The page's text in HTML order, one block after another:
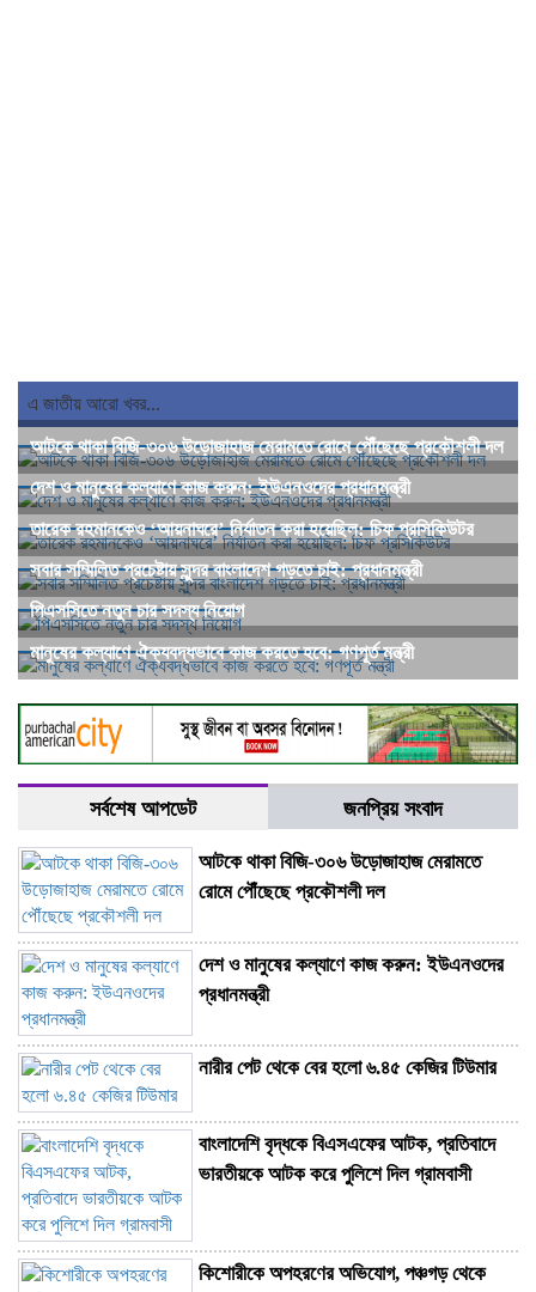
এ জাতীয় আরো খবর...
আটকে থাকা বিজি-৩০৬ উড়োজাহাজ মেরামতে রোমে পৌঁছেছে প্রকৌশলী দল
দেশ ও মানুষের কল্যাণে কাজ করুন: ইউএনওদের প্রধানমন্ত্রী
তারেক রহমানকেও ‘আয়নাঘরে’ নির্যাতন করা হয়েছিল: চিফ প্রসিকিউটর
সবার সম্মিলিত প্রচেষ্টায় সুন্দর বাংলাদেশ গড়তে চাই: প্রধানমন্ত্রী
পিএসসিতে নতুন চার সদস্য নিয়োগ
মানুষের কল্যাণে ঐক্যবদ্ধভাবে কাজ করতে হবে: গণপূর্ত মন্ত্রী
সর্বশেষ আপডেট জনপ্রিয় সংবাদ
আটকে থাকা বিজি-৩০৬ উড়োজাহাজ মেরামতে
রোমে পৌঁছেছে প্রকৌশলী দল
দেশ ও মানুষের কল্যাণে কাজ করুন: ইউএনওদের
প্রধানমন্ত্রী
নারীর পেট থেকে বের হলো ৬.৪৫ কেজির টিউমার
বাংলাদেশি বৃদ্ধকে বিএসএফের আটক, প্রতিবাদে
ভারতীয়কে আটক করে পুলিশে দিল গ্রামবাসী
কিশোরীকে অপহরণের অভিযোগ, পঞ্চগড় থেকে